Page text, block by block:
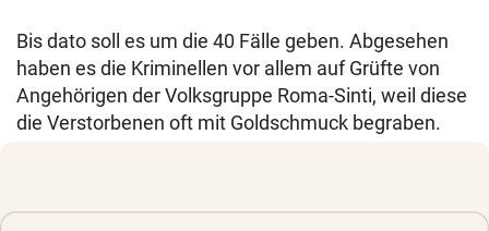
Bis dato soll es um die 40 Fälle geben. Abgesehen
haben es die Kriminellen vor allem auf Grüfte von
Angehörigen der Volksgruppe Roma-Sinti, weil diese
die Verstorbenen oft mit Goldschmuck begraben.